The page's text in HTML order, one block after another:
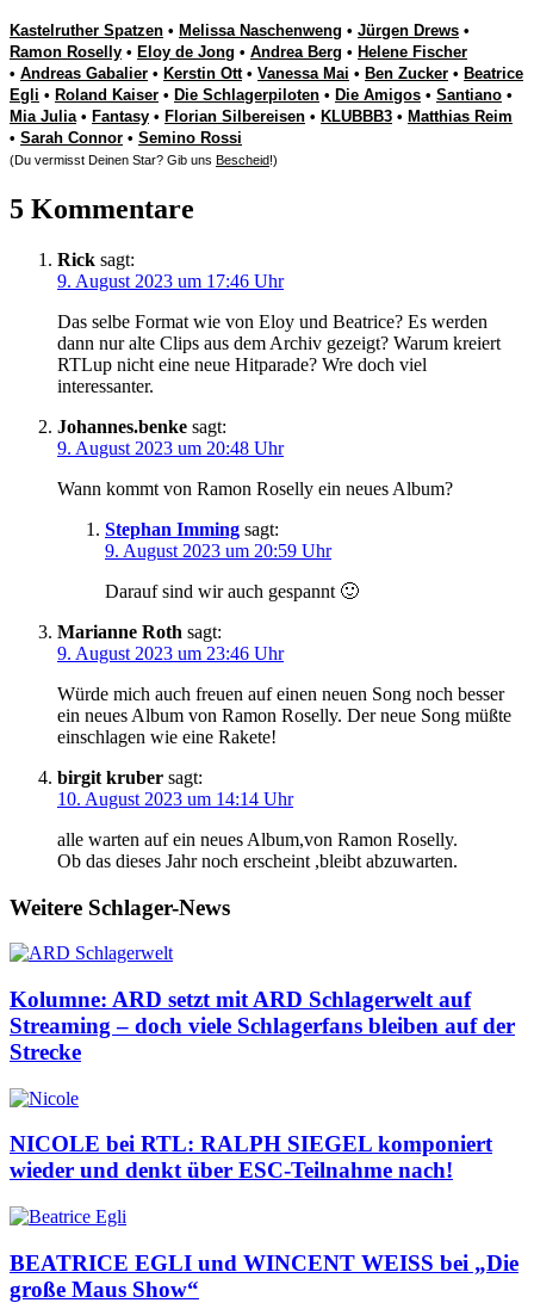
Kastelruther Spatzen • Melissa Naschenweng • Jürgen Drews •
Ramon Roselly • Eloy de Jong • Andrea Berg • Helene Fischer
• Andreas Gabalier • Kerstin Ott• Vanessa Mai • Ben Zucker • Beatrice
Egli • Roland Kaiser • Die Schlagerpiloten • Die Amigos • Santiano •
Mia Julia• Fantasy • Florian Silbereisen • KLUBBB3 • Matthias Reim
• Sarah Connor • Semino Rossi
(Du vermisst Deinen Star? Gib uns Bescheid!)
5 Kommentare
Rick sagt:
9. August 2023 um 17:46 Uhr
Das selbe Format wie von Eloy und Beatrice? Es werden
dann nur alte Clips aus dem Archiv gezeigt? Warum kreiert
RTLup nicht eine neue Hitparade? Wre doch viel
interessanter.
Johannes.benke sagt:
9. August 2023 um 20:48 Uhr
Wann kommt von Ramon Roselly ein neues Album?
Stephan Imming sagt:
9. August 2023 um 20:59 Uhr
Darauf sind wir auch gespannt 🙂
Marianne Roth sagt:
9. August 2023 um 23:46 Uhr
Würde mich auch freuen auf einen neuen Song noch besser
ein neues Album von Ramon Roselly. Der neue Song müßte
einschlagen wie eine Rakete!
birgit kruber sagt:
10. August 2023 um 14:14 Uhr
alle warten auf ein neues Album,von Ramon Roselly.
Ob das dieses Jahr noch erscheint ,bleibt abzuwarten.
Weitere Schlager-News
Kolumne: ARD setzt mit ARD Schlagerwelt auf
Streaming – doch viele Schlagerfans bleiben auf der
Strecke
NICOLE bei RTL: RALPH SIEGEL komponiert
wieder und denkt über ESC-Teilnahme nach!
BEATRICE EGLI und WINCENT WEISS bei „Die
große Maus Show“